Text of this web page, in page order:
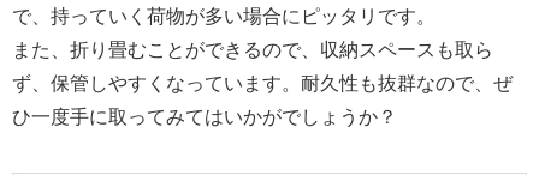
で、持っていく荷物が多い場合にピッタリです。
また、折り畳むことができるので、収納スペースも取ら
ず、保管しやすくなっています。耐久性も抜群なので、ぜ
ひ一度手に取ってみてはいかがでしょうか？